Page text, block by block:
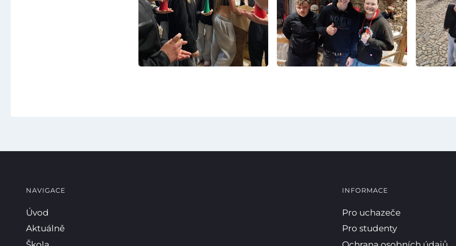
NAVIGACE
Úvod
Aktuálně
INFORMACE
Pro uchazeče
Pro studenty